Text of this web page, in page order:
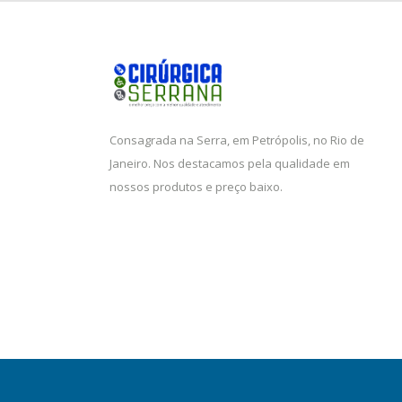
Consagrada na Serra, em Petrópolis, no Rio de
Janeiro. Nos destacamos pela qualidade em
nossos produtos e preço baixo.